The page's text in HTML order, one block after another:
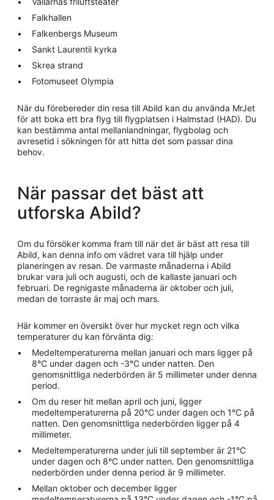
Falkhallen
Falkenbergs Museum
Sankt Laurentii kyrka
Skrea strand
Fotomuseet Olympia
När du förebereder din resa till Abild kan du använda MrJet
för att boka ett bra flyg till flygplatsen i Halmstad (HAD). Du
kan bestämma antal mellanlandningar, flygbolag och
avresetid i sökningen för att hitta det som passar dina
behov.
När passar det bäst att
utforska Abild?
Om du försöker komma fram till när det är bäst att resa till
Abild, kan denna info om vädret vara till hjälp under
planeringen av resan. De varmaste månaderna i Abild
brukar vara juli och augusti, och de kallaste januari och
februari. De regnigaste månaderna är oktober och juli,
medan de torraste är maj och mars.
Här kommer en översikt över hur mycket regn och vilka
temperaturer du kan förvänta dig:
Medeltemperaturerna mellan januari och mars ligger på
8°C under dagen och -3°C under natten. Den
genomsnittliga nederbörden är 5 millimeter under denna
period.
Om du reser hit mellan april och juni, ligger
medeltemperaturerna på 20°C under dagen och 1°C på
natten. Den genomsnittliga nederbörden ligger på 4
millimeter.
Medeltemperaturerna under juli till september är 21°C
under dagen och 8°C under natten. Den genomsnittliga
nederbörden under denna period är 9 millimeter.
Mellan oktober och december ligger